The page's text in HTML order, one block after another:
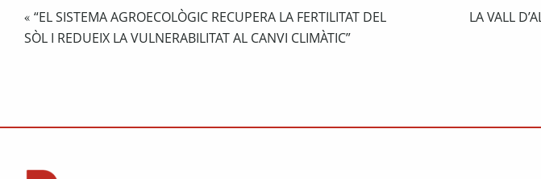
« “EL SISTEMA AGROECOLÒGIC RECUPERA LA FERTILITAT DEL
SÒL I REDUEIX LA VULNERABILITAT AL CANVI CLIMÀTIC”
LA VALL